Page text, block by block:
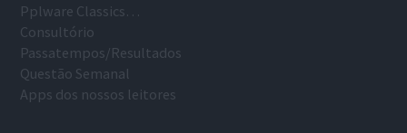
Pplware Classics…
Consultório
Passatempos/Resultados
Questão Semanal
Apps dos nossos leitores